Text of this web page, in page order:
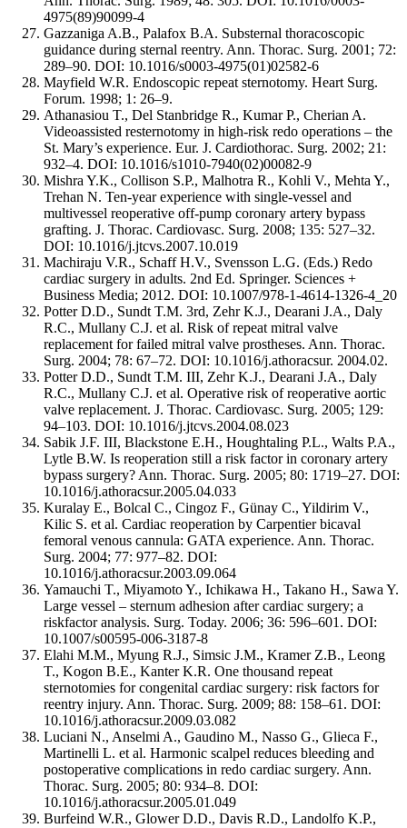
4975(89)90099-4
Gazzaniga A.B., Palafox B.A. Substernal thoracoscopic
guidance during sternal reentry. Ann. Thorac. Surg. 2001; 72:
289–90. DOI: 10.1016/s0003-4975(01)02582-6
Mayfield W.R. Endoscopic repeat sternotomy. Heart Surg.
Forum. 1998; 1: 26–9.
Athanasiou T., Del Stanbridge R., Kumar P., Cherian A.
Videoassisted resternotomy in high-risk redo operations – the
St. Mary’s experience. Eur. J. Cardiothorac. Surg. 2002; 21:
932–4. DOI: 10.1016/s1010-7940(02)00082-9
Mishra Y.K., Collison S.P., Malhotra R., Kohli V., Mehta Y.,
Trehan N. Ten-year experience with single-vessel and
multivessel reoperative off-pump coronary artery bypass
grafting. J. Thorac. Cardiovasc. Surg. 2008; 135: 527–32.
DOI: 10.1016/j.jtcvs.2007.10.019
Machiraju V.R., Schaff H.V., Svensson L.G. (Eds.) Redo
cardiac surgery in adults. 2nd Ed. Springer. Sciences +
Business Media; 2012. DOI: 10.1007/978-1-4614-1326-4_20
Potter D.D., Sundt T.M. 3rd, Zehr K.J., Dearani J.A., Daly
R.C., Mullany C.J. et al. Risk of repeat mitral valve
replacement for failed mitral valve prostheses. Ann. Thorac.
Surg. 2004; 78: 67–72. DOI: 10.1016/j.athoracsur. 2004.02.
Potter D.D., Sundt T.M. III, Zehr K.J., Dearani J.A., Daly
R.C., Mullany C.J. et al. Operative risk of reoperative aortic
valve replacement. J. Thorac. Cardiovasc. Surg. 2005; 129:
94–103. DOI: 10.1016/j.jtcvs.2004.08.023
Sabik J.F. III, Blackstone E.H., Houghtaling P.L., Walts P.A.,
Lytle B.W. Is reoperation still a risk factor in coronary artery
bypass surgery? Ann. Thorac. Surg. 2005; 80: 1719–27. DOI:
10.1016/j.athoracsur.2005.04.033
Kuralay E., Bolcal C., Cingoz F., Günay C., Yildirim V.,
Kilic S. et al. Cardiac reoperation by Carpentier bicaval
femoral venous cannula: GATA experience. Ann. Thorac.
Surg. 2004; 77: 977–82. DOI:
10.1016/j.athoracsur.2003.09.064
Yamauchi T., Miyamoto Y., Ichikawa H., Takano H., Sawa Y.
Large vessel – sternum adhesion after cardiac surgery; a
riskfactor analysis. Surg. Today. 2006; 36: 596–601. DOI:
10.1007/s00595-006-3187-8
Elahi M.M., Myung R.J., Simsic J.M., Kramer Z.B., Leong
T., Kogon B.E., Kanter K.R. One thousand repeat
sternotomies for congenital cardiac surgery: risk factors for
reentry injury. Ann. Thorac. Surg. 2009; 88: 158–61. DOI:
10.1016/j.athoracsur.2009.03.082
Luciani N., Anselmi A., Gaudino M., Nasso G., Glieca F.,
Martinelli L. et al. Harmonic scalpel reduces bleeding and
postoperative complications in redo cardiac surgery. Ann.
Thorac. Surg. 2005; 80: 934–8. DOI:
10.1016/j.athoracsur.2005.01.049
Burfeind W.R., Glower D.D., Davis R.D., Landolfo K.P.,